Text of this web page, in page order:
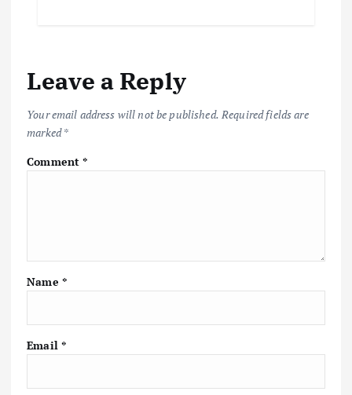
o
k
p
p k
Leave a Reply
Your email address will not be published. Required fields are
marked*
Comment*
Name *
Email *